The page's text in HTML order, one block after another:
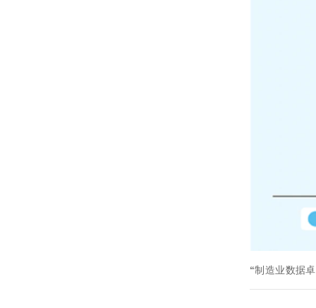
“制造业数据